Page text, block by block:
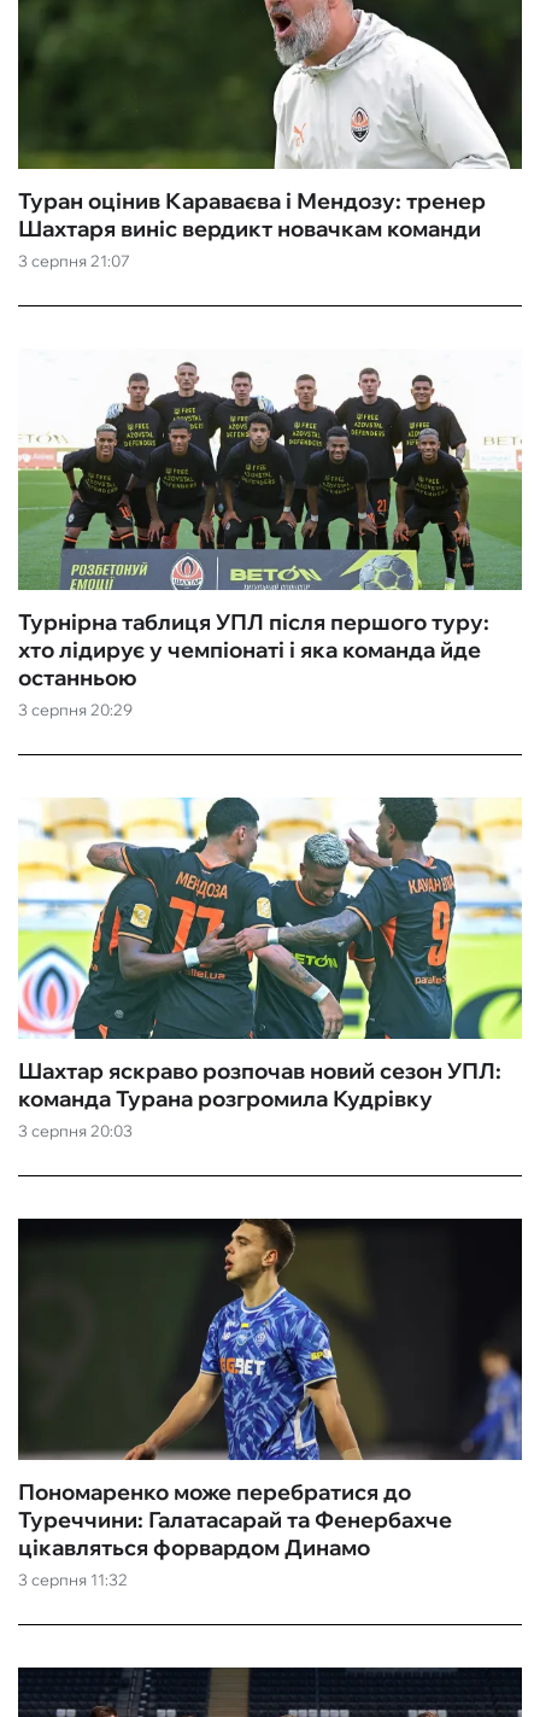
3 серпня 21:07
Туран оцінив Караваєва і Мендозу: тренер
Шахтаря виніс вердикт новачкам команди
3 серпня 20:29
Турнірна таблиця УПЛ після першого туру:
хто лідирує у чемпіонаті і яка команда йде
останньою
3 серпня 20:03
Шахтар яскраво розпочав новий сезон УПЛ:
команда Турана розгромила Кудрівку
3 серпня 11:32
Пономаренко може перебратися до
Туреччини: Галатасарай та Фенербахче
цікавляться форвардом Динамо